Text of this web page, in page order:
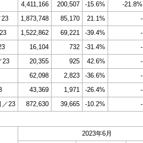
4,411,166 200,507 -15.6%
-21.8%
1,873,748 85,170 21.1%
-
1,522,862 69,221 -39.4%
-
16,104 732 -31.4%
-
23
20,355 925 42.6%
-
62,098 2,823 -36.6%
-
43,369 1,971 -26.4%
-
／23
872,630 39,665 -10.2% -
2023年6月